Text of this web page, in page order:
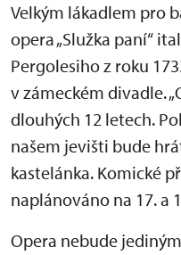
Velkým lákadlem pro
opera „Služka paní“
Pergolesiho z roku
v zámeckém divadle.
dlouhých 12 letech.
našem jevišti bude
kastelánka. Komické
naplánováno na 17. a
Opera nebude